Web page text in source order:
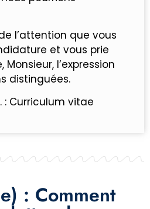
l’attention que vous
et vous prie
l’expression
distinguées.
: Curriculum vitae
: Comment